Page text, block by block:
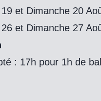
et Dimanche 20
et Dimanche 27
: 17h pour 1h de